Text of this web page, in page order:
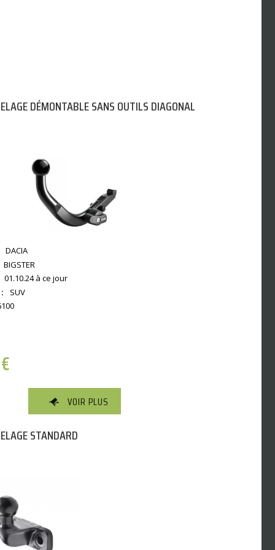
DÉMONTABLE SANS OUTILS DIAGONAL
DACIA
BIGSTER
01.10.24 à ce jour
SUV
€
VOIR PLUS
STANDARD